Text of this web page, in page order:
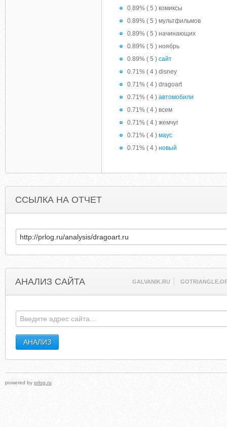
0.89% ( 5 ) комиксы
0.89% ( 5 ) мультфильмов
0.89% ( 5 ) начинающих
0.89% ( 5 ) ноябрь
0.89% ( 5 ) сайт
0.71% ( 4 ) disney
0.71% ( 4 ) dragoart
0.71% ( 4 ) автомобили
0.71% ( 4 ) всем
0.71% ( 4 ) жемчуг
0.71% ( 4 ) маус
0.71% ( 4 ) новый
ССЫЛКА НА ОТЧЕТ
АНАЛИЗ САЙТА GALVANIK.RU
powered by prlog.ru